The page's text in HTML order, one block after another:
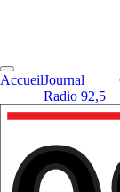
AccueilJournal
Radio 92,5